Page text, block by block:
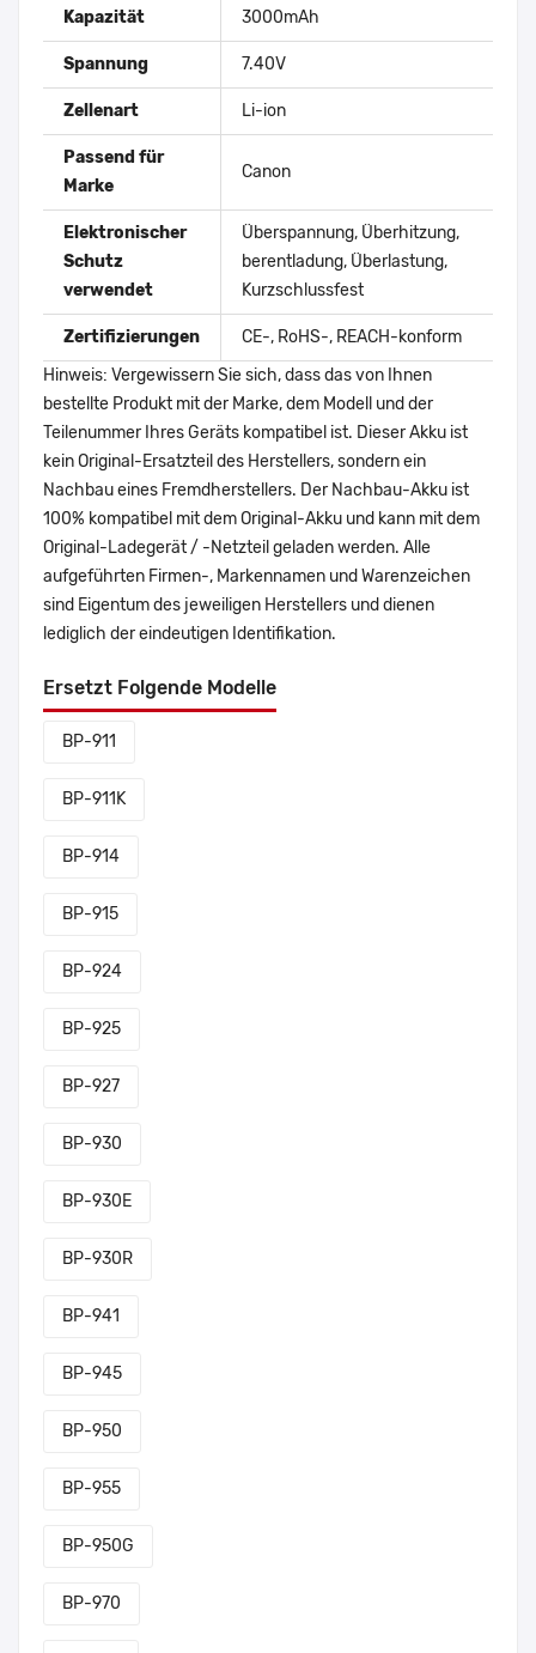
Kapazität 3000mAh
Spannung 7.40V
Zellenart Li-ion
Passend für
Marke
Canon
Elektronischer
Schutz
verwendet
Überspannung, Überhitzung,
berentladung, Überlastung,
Kurzschlussfest
Zertifizierungen
CE-, RoHS-, REACH-konform
Hinweis: Vergewissern Sie sich, dass das von Ihnen
bestellte Produkt mit der Marke, dem Modell und der
Teilenummer Ihres Geräts kompatibel ist. Dieser Akku ist
kein Original-Ersatzteil des Herstellers, sondern ein
Nachbau eines Fremdherstellers. Der Nachbau-Akku ist
100% kompatibel mit dem Original-Akku und kann mit dem
Original-Ladegerät / -Netzteil geladen werden. Alle
aufgeführten Firmen-, Markennamen und Warenzeichen
sind Eigentum des jeweiligen Herstellers und dienen
lediglich der eindeutigen Identifikation.
Ersetzt Folgende Modelle
BP-911
BP-911K
BP-914
BP-915
BP-924
BP-925
BP-927
BP-930
BP-930E
BP-930R
BP-941
BP-945
BP-950
BP-955
BP-950G
BP-970